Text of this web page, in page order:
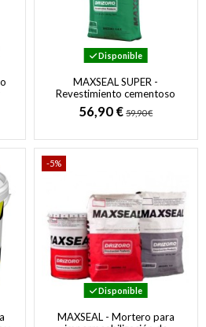
Disponible
MAXSEAL SUPER -
Revestimiento cementoso
Impermeable por ósmosis
56,90 €59,90 €
-5%
Disponible
MAXSEAL - Mortero para